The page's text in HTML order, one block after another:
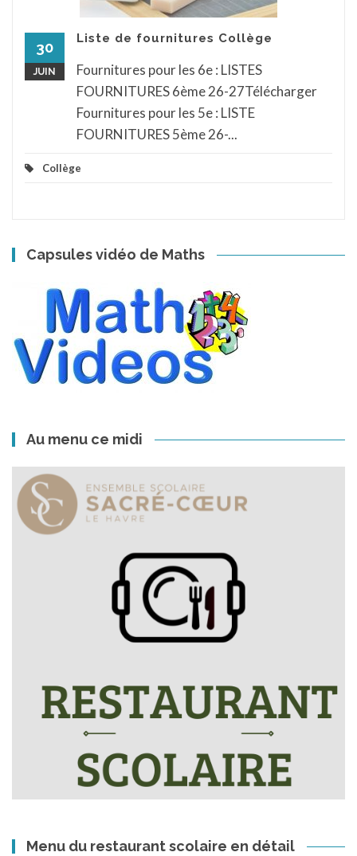
30
JUIN
Liste de fournitures Collège
Fournitures pour les 6e : LISTES
FOURNITURES 6ème 26-27Télécharger
Fournitures pour les 5e : LISTE
FOURNITURES 5ème 26-...
Collège
Capsules vidéo de Maths
Au menu ce midi
Menu du restaurant scolaire en détail